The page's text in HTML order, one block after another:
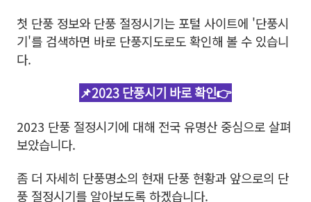
첫 단풍 정보와 단풍 절정시기는 포털 사이트에 '단풍시
기'를 검색하면 바로 단풍지도로도 확인해 볼 수 있습니
다.
📌2023 단풍시기 바로 확인👉
2023 단풍 절정시기에 대해 전국 유명산 중심으로 살펴
보았습니다.
좀 더 자세히 단풍명소의 현재 단풍 현황과 앞으로의 단
풍 절정시기를 알아보도록 하겠습니다.